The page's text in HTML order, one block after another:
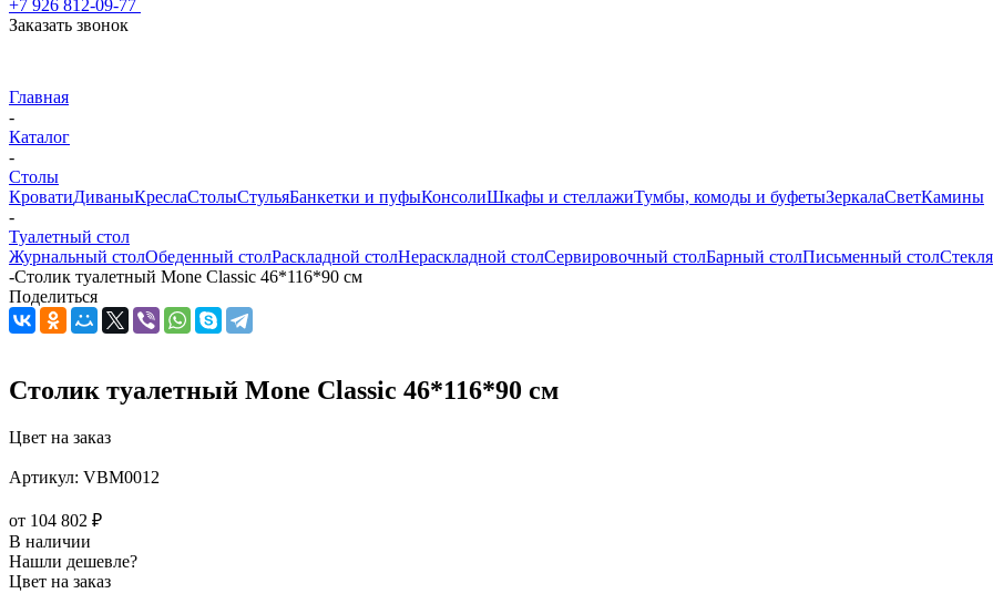
+7 926 812-09-77
Заказать звонок
Главная
-
Каталог
-
Столы
КроватиДиваныКреслаСтолыСтульяБанкетки и пуфыКонсолиШкафы и стеллажиТумбы, комоды и буфетыЗеркалаСветКамины
-
Туалетный стол
Журнальный столОбеденный столРаскладной столНераскладной столСервировочный столБарный столПисьменный стол
-Столик туалетный Mone Classic 46*116*90 см
Поделиться
Столик туалетный Mone Classic 46*116*90 см
Цвет на заказ
Артикул: VBM0012
от 104 802 ₽
В наличии
Нашли дешевле?
Цвет на заказ